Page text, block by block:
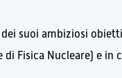
dei suoi ambiziosi
Fisica Nucleare) e in